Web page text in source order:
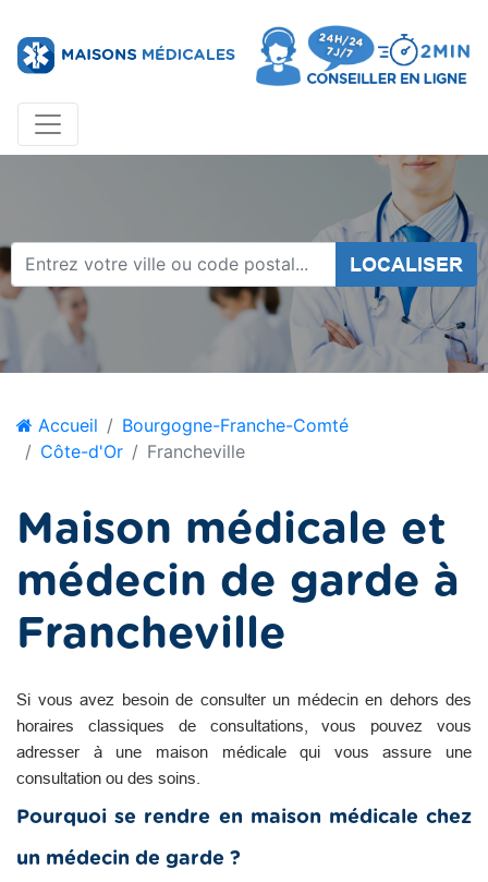
LOCALISER
Accueil
Bourgogne-Franche-Comté
Côte-d'Or
Francheville
Maison médicale et
médecin de garde à
Francheville
Si vous avez besoin de consulter un médecin en dehors des
horaires classiques de consultations, vous pouvez vous
adresser à une maison médicale qui vous assure une
consultation ou des soins.
Pourquoi se rendre en maison médicale chez
un médecin de garde ?